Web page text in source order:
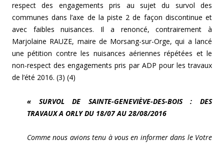
respect des engagements pris au sujet du survol des
communes dans l’axe de la piste 2 de façon discontinue et
avec faibles nuisances. Il a renoncé, contrairement à
Marjolaine RAUZE, maire de Morsang-sur-Orge, qui a lancé
une pétition contre les nuisances aériennes répétées et le
non-respect des engagements pris par ADP pour les travaux
de l’été 2016. (3) (4)
« SURVOL DE SAINTE-GENEVIÈVE-DES-BOIS : DES
TRAVAUX A ORLY DU 18/07 AU 28/08/2016
Comme nous avions tenu à vous en informer dans le Votre